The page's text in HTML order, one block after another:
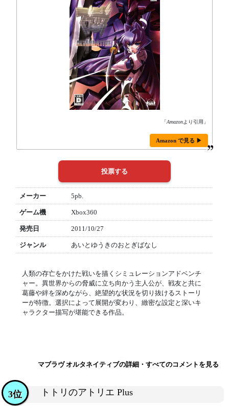
「Amazonより引用」
Amazon で見る ▶
メーカー 5pb.
ゲーム機 Xbox360
発売日 2011/10/27
ジャンル あいとゆうきのおとぎばなし
人類の存亡をかけた戦いを描くシミュレーションアドベンチ
ャー。異世界からの脅威に立ち向かう主人公が、戦友と共に
葛藤や絆を深めながら、絶望的な状況を切り抜けるストーリ
ーが特徴。選択によって展開が変わり、緻密な設定と深いキ
ャラクター描写が堪能できる作品。
マブラヴ オルタネイティブの詳細・すべてのコメントを見る
トトリのアトリエ Plus
3位